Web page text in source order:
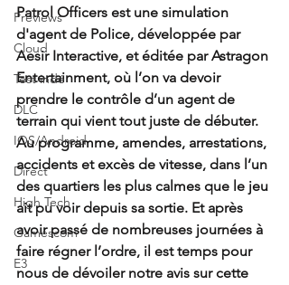
Previews
Cloud
Test indé
DLC
IOS/Android
Direct
High Tech
Gamescom
E3
Patrol Officers est une simulation
d'agent de Police, développée par
Aesir Interactive, et éditée par Astragon
Entertainment, où l’on va devoir
prendre le contrôle d’un agent de
terrain qui vient tout juste de débuter.
Au programme, amendes, arrestations,
accidents et excès de vitesse, dans l’un
des quartiers les plus calmes que le jeu
ait pu voir depuis sa sortie. Et après
avoir passé de nombreuses journées à
faire régner l’ordre, il est temps pour
nous de dévoiler notre avis sur cette